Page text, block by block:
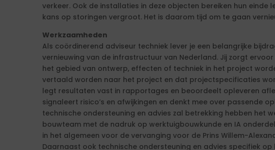
verkeer. Ook de installaties in deze objecten bereiken hun einde
kans op storingen vergroot. Het is daarom tijd om te gaan
Werkzaamheden
Als coördinerend adviseur techniek lever je een belangrijke
vernieuwing van de infrastructuur van Nederland. Jij zorgt
het gebied van ontwerp, effecten of techniek in het project
vertaald worden naar het project en dat projectspecificaties
legt resultaten vast in rapportages en beoordeelt opleveren
signaleert risico’s en afwijkingen en denkt mee over passende
technische ondersteuning en advies zal betrekking hebben het
bouwteam met de nadruk op werktuigbouwkunde en IA
in het algemeen voor de vervanging voor de Prins Willem-
Daarnaast ook technische ondersteuning en advies specifiek op